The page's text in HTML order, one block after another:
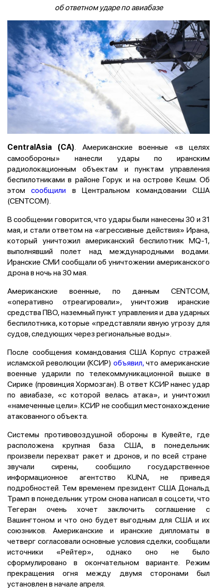
об ответном ударе по авиабазе
CentralAsia (CA). Американские военные «в целях
самообороны» нанесли удары по иранским
радиолокационным объектам и пунктам управления
беспилотниками в районе Горук и на острове Кешм. Об
этомсообщили в Центральном командовании США
(CENTCOM).
В сообщении говорится, что удары были нанесены 30 и 31
мая, и стали ответом на «агрессивные действия» Ирана,
который уничтожил американский беспилотник MQ-1,
выполнявший полет над международными водами.
Иранские СМИ сообщали об уничтожении американского
дрона в ночь на 30 мая.
Американские военные, по данным CENTCOM,
«оперативно отреагировали», уничтожив иранские
средства ПВО, наземный пункт управления и два ударных
беспилотника, которые «представляли явную угрозу для
судов, следующих через региональные воды».
После сообщения командования США Корпус стражей
исламской революции (КСИР) объявил,что американские
военные ударили по телекоммуникационной вышке в
Сирике (провинция Хормозган). В ответ КСИР нанес удар
по авиабазе, «с которой велась атака», и уничтожил
«намеченные цели». КСИР не сообщил ​местонахождение
атакованного объекта.
Системы противовоздушной обороны в Кувейте, где
‌расположена крупная база США, в понедельник
произвели перехват ракет и дронов, и по всей стране ​
звучали сирены, ​сообщило государственное
информационное ‌агентство KUNA, не приведя
подробностей. Тем временем президент США ​Дональд
Трамп в понедельник утром снова написал в соцсети, что
Тегеран очень хочет заключить соглашение с
Вашингтоном и что оно будет выгодным для США и их
союзников. Американские и иранские дипломаты в
четверг ​согласовали основные условия сделки, ⁠сообщали
источники «Рейтер», однако оно не было
сформулировано в окончательном ‌варианте. Режим
прекращения огня между двумя сторонами был
установлен ‌в начале апреля.